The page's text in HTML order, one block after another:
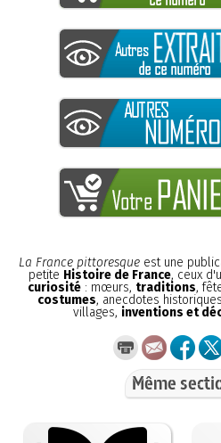
La France pittoresque est une
petite Histoire de France, ceux
curiosité : mœurs, traditions,
costumes, anecdotes
villages, inventions et
Même